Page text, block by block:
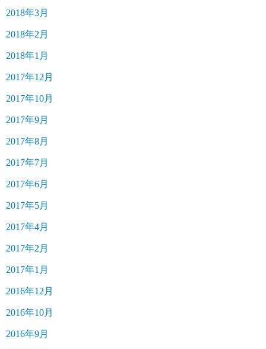
2018年3月
2018年2月
2018年1月
2017年12月
2017年10月
2017年9月
2017年8月
2017年7月
2017年6月
2017年5月
2017年4月
2017年2月
2017年1月
2016年12月
2016年10月
2016年9月